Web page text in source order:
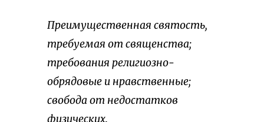
Преимущественная святость,
требуемая от священства;
требования религиозно-
обрядовые и нравственные;
свобода от недостатков
физических.